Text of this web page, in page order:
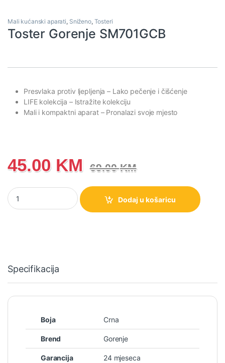
Mali kućanski aparati, Sniženo, Tosteri
Toster Gorenje SM701GCB
Presvlaka protiv ljepljenja– Lako pečenje i čišćenje
LIFE kolekcija – Istražite kolekciju
Mali i kompaktni aparat – Pronalazi svoje mjesto
45.00 KM 69.00KM
Toster Gorenje SM701GCB količina
Dodaj u košaricu
Specifikacija
Boja Crna
Brend Gorenje
Garancija 24 mjeseca